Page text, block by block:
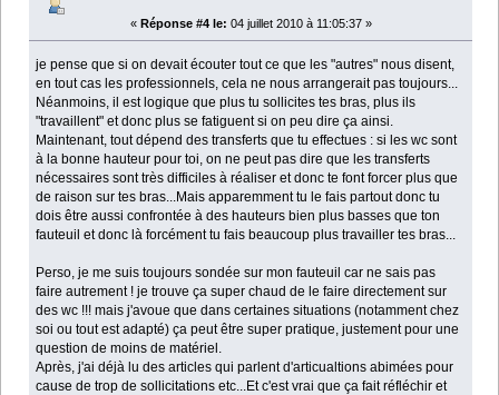
« Réponse #4 le: 04 juillet 2010 à 11:05:37 »
je pense que si on devait écouter tout ce que les "autres" nous disent,
en tout cas les professionnels, cela ne nous arrangerait pas toujours...
Néanmoins, il est logique que plus tu sollicites tes bras, plus ils
"travaillent" et donc plus se fatiguent si on peu dire ça ainsi.
Maintenant, tout dépend des transferts que tu effectues : si les wc sont
à la bonne hauteur pour toi, on ne peut pas dire que les transferts
nécessaires sont très difficiles à réaliser et donc te font forcer plus que
de raison sur tes bras...Mais apparemment tu le fais partout donc tu
dois être aussi confrontée à des hauteurs bien plus basses que ton
fauteuil et donc là forcément tu fais beaucoup plus travailler tes bras...
Perso, je me suis toujours sondée sur mon fauteuil car ne sais pas
faire autrement ! je trouve ça super chaud de le faire directement sur
des wc !!! mais j'avoue que dans certaines situations (notamment chez
soi ou tout est adapté) ça peut être super pratique, justement pour une
question de moins de matériel.
Après, j'ai déjà lu des articles qui parlent d'articualtions abimées pour
cause de trop de sollicitations etc...Et c'est vrai que ça fait réfléchir et